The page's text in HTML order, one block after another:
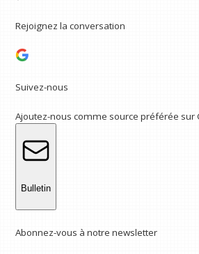
Rejoignez la conversation
Suivez-nous
Ajoutez-nous comme source préférée sur
Bulletin
Abonnez-vous à notre newsletter